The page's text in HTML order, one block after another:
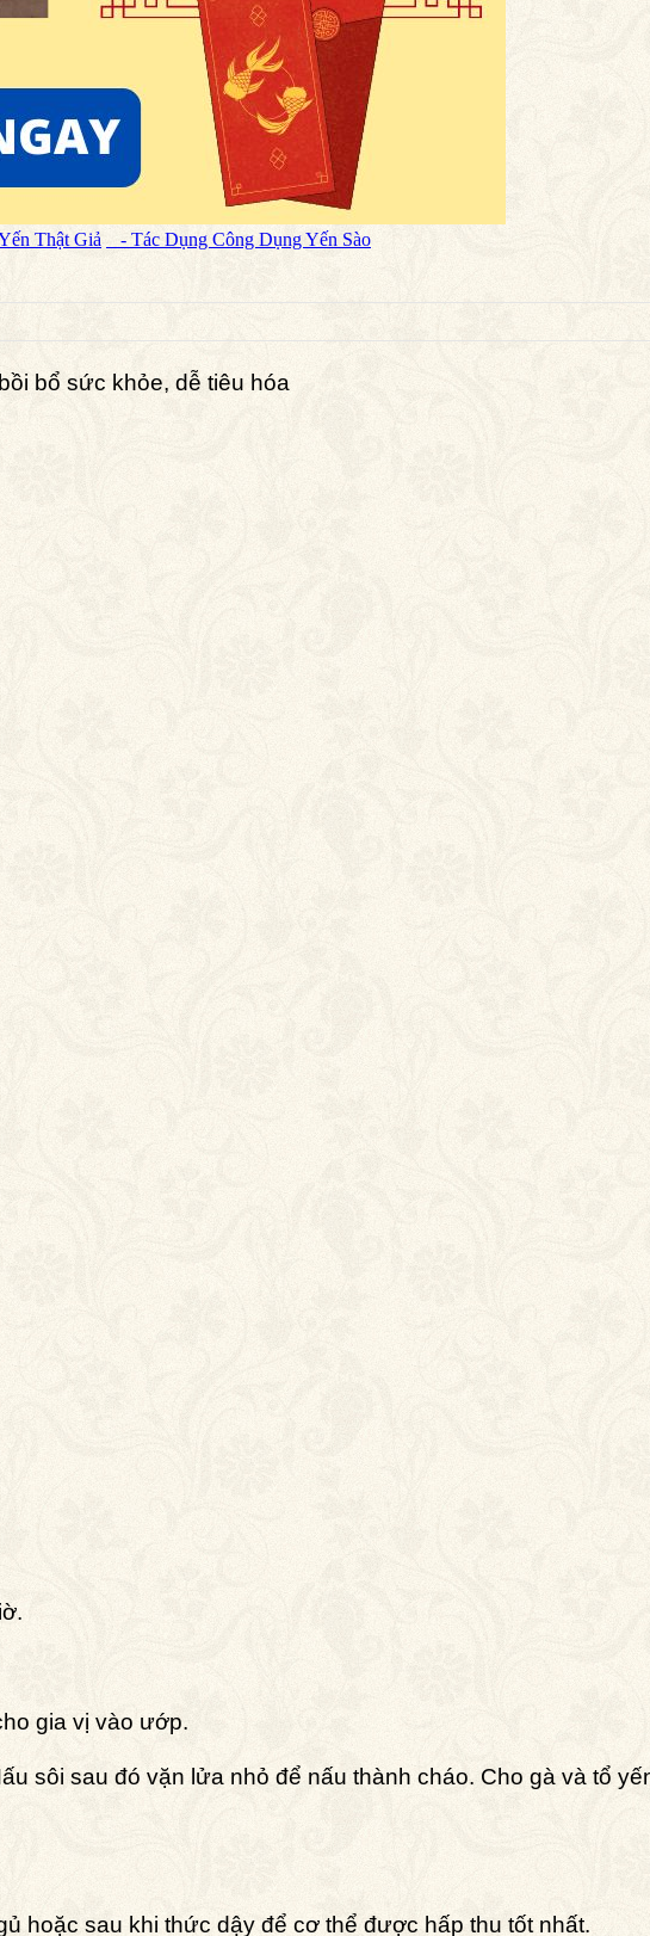
Thật Giả - Tác Dụng Công Dụng Yến Sào
bổ sức khỏe, dễ tiêu hóa
gia vị vào ướp.
sôi sau đó vặn lửa nhỏ để nấu thành cháo. Cho gà và tổ
hoặc sau khi thức dậy để cơ thể được hấp thu tốt nhất.